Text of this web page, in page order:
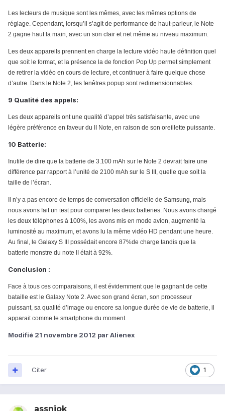
Les lecteurs de musique sont les mêmes, avec les mêmes options de
réglage. Cependant, lorsqu’il s’agit de performance de haut-parleur, le Note
2 gagne haut la main, avec un son clair et net même au niveau maximum.
Les deux appareils prennent en charge la lecture vidéo haute définition quel
que soit le format, et la présence la de fonction Pop Up permet simplement
de retirer la vidéo en cours de lecture, et continuer à faire quelque chose
d’autre. Dans le Note 2, les fenêtres popup sont redimensionnables.
9 Qualité des appels:
Les deux appareils ont une qualité d’appel très satisfaisante, avec une
légère préférence en faveur du II Note, en raison de son oreillette puissante.
10 Batterie:
Inutile de dire que la batterie de 3.100 mAh sur le Note 2 devrait faire une
différence par rapport à l’unité de 2100 mAh sur le S III, quelle que soit la
taille de l’écran.
Il n’y a pas encore de temps de conversation officielle de Samsung, mais
nous avons fait un test pour comparer les deux batteries. Nous avons chargé
les deux téléphones à 100%, les avons mis en mode avion, augmenté la
luminosité au maximum, et avons lu la même vidéo HD pendant une heure.
Au final, le Galaxy S III possédait encore 87%de charge tandis que la
batterie monstre du note II était à 92%.
Conclusion :
Face à tous ces comparaisons, il est évidemment que le gagnant de cette
bataille est le Galaxy Note 2. Avec son grand écran, son processeur
puissant, sa qualité d’image ou encore sa longue durée de vie de batterie, il
apparait comme le smartphone du moment.
Modifié 21 novembre 2012 par Alienex
1
Citer
assniok